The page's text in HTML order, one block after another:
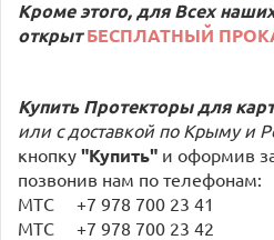
Кроме этого, для Всех
открыт БЕСПЛАТНЫЙ
Купить Протекторы для
или с доставкой по Крыму и
кнопку "Купить" и оформив
позвонив нам по телефонам:
МТС +7 978 700 23 41
МТС +7 978 700 23 42